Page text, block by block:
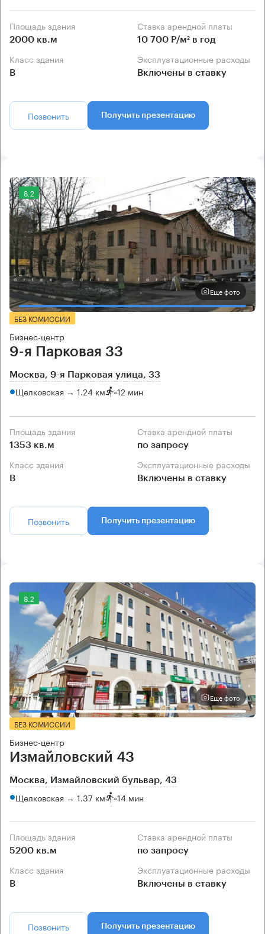
Площадь здания
2000 кв.м
Ставка арендной платы
10 700 Р/м² в год
Класс здания
B
Эксплуатационные расходы
Включены в ставку
Позвонить Получить презентацию
8.2
Еще фото
БЕЗ КОМИССИИ
Бизнес-центр
9-я Парковая 33
Москва, 9-я Парковая улица, 33
Щелковская → 1.24 км ~12 мин
Площадь здания
1353 кв.м
Ставка арендной платы
по запросу
Класс здания
B
Эксплуатационные расходы
Включены в ставку
Позвонить Получить презентацию
8.2
Еще фото
БЕЗ КОМИССИИ
Бизнес-центр
Измайловский 43
Москва, Измайловский бульвар, 43
Щелковская → 1.37 км ~14 мин
Площадь здания
5200 кв.м
Ставка арендной платы
по запросу
Класс здания
B
Эксплуатационные расходы
Включены в ставку
Позвонить Получить презентацию